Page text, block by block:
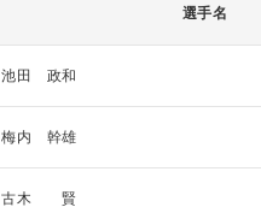
選手名
池田 政和
梅内 幹雄
古木 賢